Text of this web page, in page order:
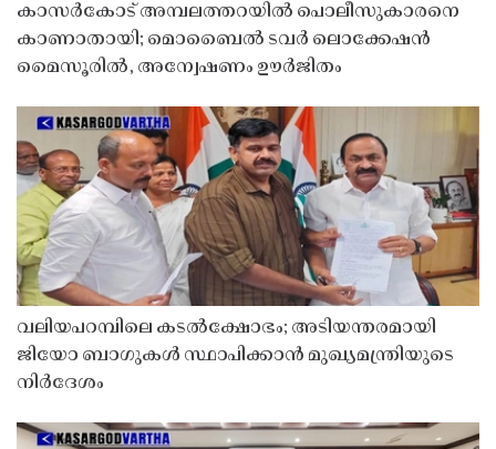
കാസർകോട് അമ്പലത്തറയിൽ പൊലീസുകാരനെ
കാണാതായി; മൊബൈൽ ടവർ ലൊക്കേഷൻ
മൈസൂരിൽ, അന്വേഷണം ഊർജിതം
വലിയപറമ്പിലെ കടൽക്ഷോഭം; അടിയന്തരമായി
ജിയോ ബാഗുകൾ സ്ഥാപിക്കാൻ മുഖ്യമന്ത്രിയുടെ
നിർദേശം